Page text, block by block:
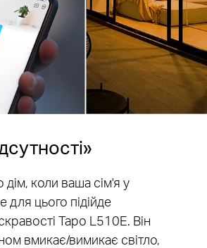
коли ваша сім'я у
цього підійде
Tapo L510E. Він
вмикає/вимикає світло,